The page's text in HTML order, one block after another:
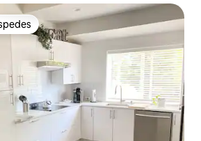
dos hóspedes